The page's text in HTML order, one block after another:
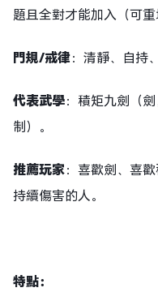
題且全對才能加入（可重
門規/戒律：清靜、自持
代表武學：積矩九劍（
制）。
推薦玩家：喜歡劍、喜
持續傷害的人。
特點：